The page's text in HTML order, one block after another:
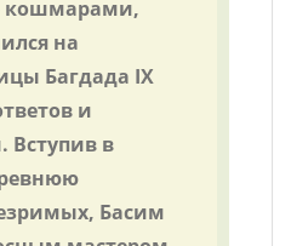
кошмарами,
на
Багдада IX
и
Вступив в
Басим